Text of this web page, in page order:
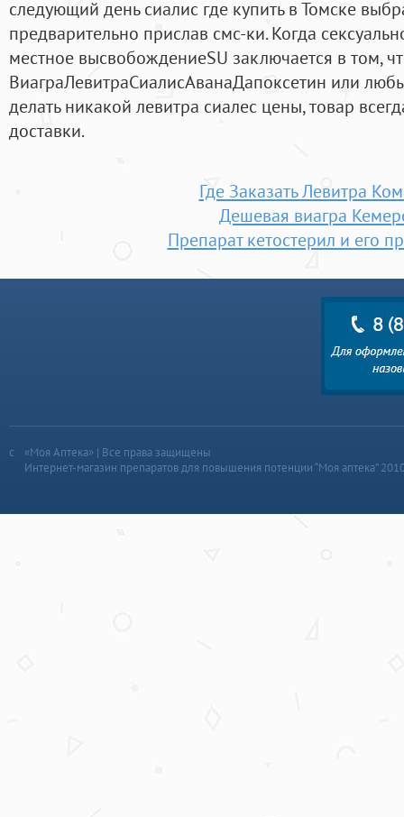
следующий день сиалис где купить в Томске
предварительно прислав смс-ки. Когда
местное высвобождениеSU заключается в том,
ВиаграЛевитраСиалисАванаДапоксетин или
делать никакой левитра сиалес цены, товар
доставки.
Где Заказать Левитра
Дешевая виагра
Препарат кетостерил и его
«Моя Аптека» | Все права защищены
Интернет-магазин препаратов для повышения потенции “Моя аптека”